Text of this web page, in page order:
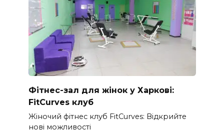
Фітнес-зал для жінок у Харкові:
FitCurves клуб
Жіночий фітнес клуб FitCurves: Відкрийте
нові можливості